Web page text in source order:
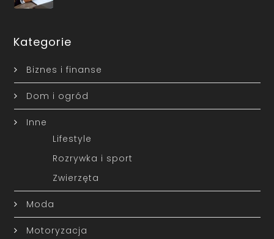
Kategorie
Biznes i finanse
Dom i ogród
Inne
Lifestyle
Rozrywka i sport
Zwierzęta
Moda
Motoryzacja